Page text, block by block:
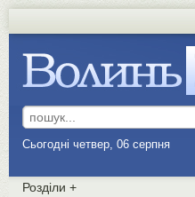
Сьогодні четвер, 06 серпня
Розділи +